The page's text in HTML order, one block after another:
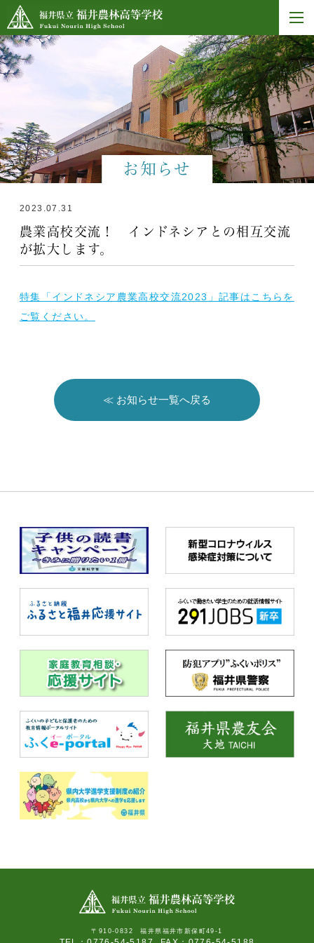
お知らせ
2023.07.31
農業高校交流！ インドネシアとの相互交流
が拡大します。
特集「インドネシア農業高校交流2023」記事はこちらを
ご覧ください。
≪ お知らせ一覧へ戻る
〒910-0832 福井県福井市新保町49-1